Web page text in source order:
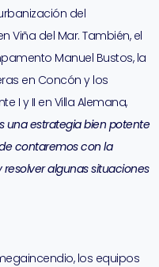
del
del Mar. También, el
Manuel Bustos, la
en Concón y los
I y II en Villa Alemana,
una estrategia bien potente
contaremos con la
algunas situaciones
los equipos